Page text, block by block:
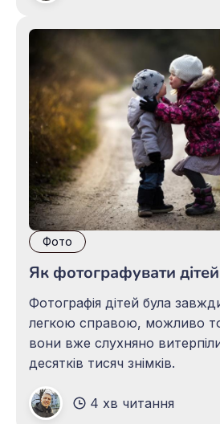
Фото
Як фотографувати
Фотографія дітей була
легкою справою, можливо
вони вже слухняно
десятків тисяч знімків.
4 хв читання